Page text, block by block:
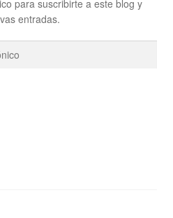
para suscribirte a este blog y
entradas.